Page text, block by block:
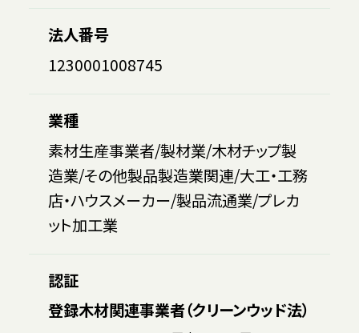
法人番号
1230001008745
業種
素材生産事業者/製材業/木材チップ製
造業/その他製品製造業関連/大工・工務
店・ハウスメーカー/製品流通業/プレカ
ット加工業
認証
登録木材関連事業者（クリーンウッド法）